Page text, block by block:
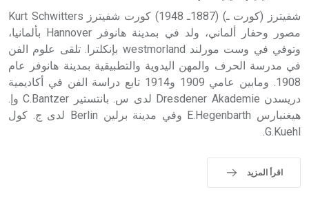
شفيترز (كورت ـ) (1887ـ 1948) كورت شفيترز Kurt Schwitters
مصور وحفار ألماني، ولد في بمدينة هانوفر Hannover بألمانيا،
وتوفي في وست مورلند westmorland بإنكلترا. تلقى علوم الفن
في مدرسة الحرف والمهن اليدوية والتطبيقية بمدينة هانوفر عام
1908. ومابين عامي 1909 و1914 تابع دراسة الفن في أكاديمية
دريسدن Dresdener Akademie لدى س. بانتستير C.Bantzer وإ.
هيغنبارس E.Hegenbarth وفي مدينة برلين Berlin لدى ج. كول
G.Kuehl.
اقرأ المزيد